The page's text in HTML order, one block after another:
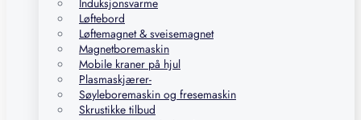
Induksjonsvarme
Løftebord
Løftemagnet & sveisemagnet
Magnetboremaskin
Mobile kraner på hjul
Plasmaskjærer-
Søyleboremaskin og fresemaskin
Skrustikke tilbud